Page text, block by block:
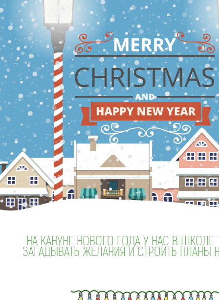
НА КАНУНЕ НОВОГО ГОДА У НАС В ШКОЛЕ
ЗАГАДЫВАТЬ ЖЕЛАНИЯ И СТРОИТЬ ПЛАНЫ